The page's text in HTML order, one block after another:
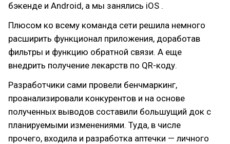
бэкенде и Android, а мы занялись iOS .
Плюсом ко всему команда сети решила немного
расширить функционал приложения, доработав
фильтры и функцию обратной связи. А еще
внедрить получение лекарств по QR-коду.
Разработчики сами провели бенчмаркинг,
проанализировали конкурентов и на основе
полученных выводов составили большущий док с
планируемыми изменениями. Туда, в числе
прочего, входила и разработка аптечки — личного